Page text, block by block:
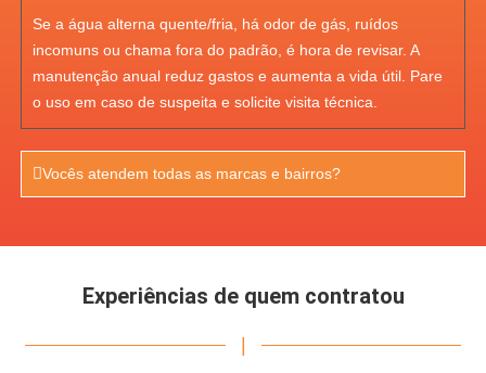
Se a água alterna quente/fria, há odor de gás, ruídos
incomuns ou chama fora do padrão, é hora de revisar. A
manutenção anual reduz gastos e aumenta a vida útil. Pare
o uso em caso de suspeita e solicite visita técnica.
Vocês atendem todas as marcas e bairros?
Experiências de quem contratou